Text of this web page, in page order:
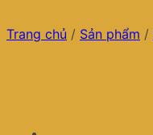
Trang chủ / Sản phẩm /